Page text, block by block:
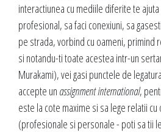
interactiunea cu mediile diferite te
profesional, sa faci conexiuni, sa
pe strada, vorbind cu oameni, primind
si notandu-ti toate acestea intr-un
Murakami), vei gasi punctele de
accepte un assignment international,
este la cote maxime si sa lege relatii
(profesionale si personale - poti sa tii